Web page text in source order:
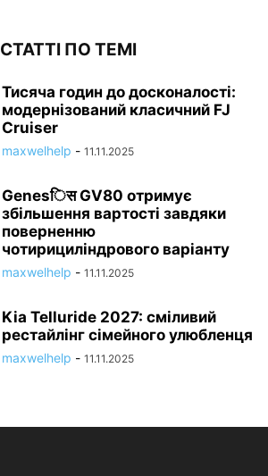
СТАТТІ ПО ТЕМІ
Тисяча годин до досконалості:
модернізований класичний FJ
Cruiser
maxwelhelp - 11.11.2025
Genesिस GV80 отримує
збільшення вартості завдяки
поверненню
чотирициліндрового варіанту
maxwelhelp - 11.11.2025
Kia Telluride 2027: сміливий
рестайлінг сімейного улюбленця
maxwelhelp - 11.11.2025